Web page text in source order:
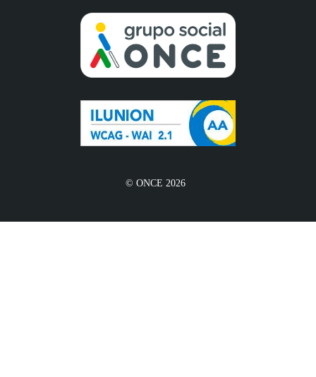
© ONCE 2026